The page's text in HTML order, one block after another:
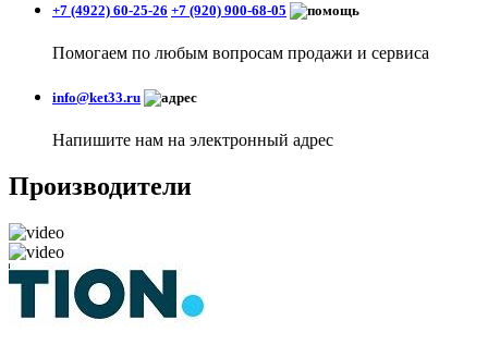
+7 (4922) 60-25-26 +7 (920) 900-68-05
Помогаем по любым вопросам продажи и сервиса
info@ket33.ru
Напишите нам на электронный адрес
Производители